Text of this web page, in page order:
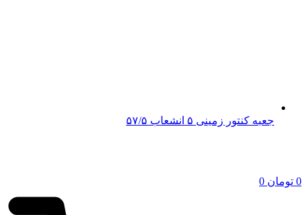
جعبه کنتور زمینی ۵ انشعاب ۵۷/۵
0 تومان 0